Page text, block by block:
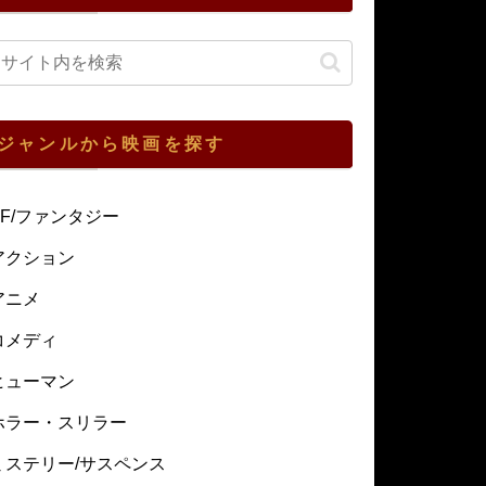
ャンルから映画を探す
ファンタジー
クション
ニメ
メディ
ューマン
ラー・スリラー
ステリー/サスペンス